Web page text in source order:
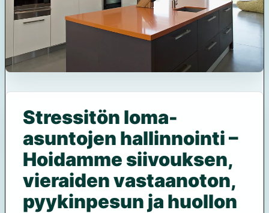
Stressitön loma-
asuntojen hallinnointi –
Hoidamme siivouksen,
vieraiden vastaanoton,
pyykinpesun ja huollon